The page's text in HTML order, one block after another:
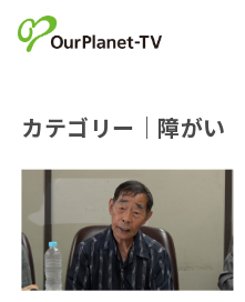
カテゴリー｜障がい